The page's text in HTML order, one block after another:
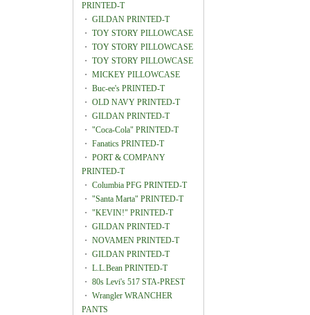
PRINTED-T
・ GILDAN PRINTED-T
・ TOY STORY PILLOWCASE
・ TOY STORY PILLOWCASE
・ TOY STORY PILLOWCASE
・ MICKEY PILLOWCASE
・ Buc-ee's PRINTED-T
・ OLD NAVY PRINTED-T
・ GILDAN PRINTED-T
・ "Coca-Cola" PRINTED-T
・ Fanatics PRINTED-T
・ PORT & COMPANY
PRINTED-T
・ Columbia PFG PRINTED-T
・ "Santa Marta" PRINTED-T
・ "KEVIN!" PRINTED-T
・ GILDAN PRINTED-T
・ NOVAMEN PRINTED-T
・ GILDAN PRINTED-T
・ L.L.Bean PRINTED-T
・ 80s Levi's 517 STA-PREST
・ Wrangler WRANCHER
PANTS